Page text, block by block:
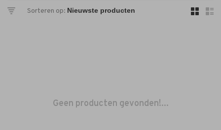
Sorteren op:
Geen producten gevonden!...